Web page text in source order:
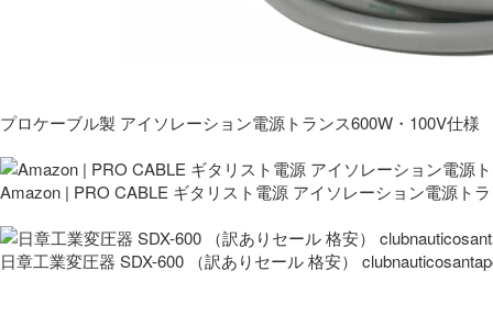
プロケーブル製 アイソレーション電源トランス600W・100V仕様
Amazon | PRO CABLE ギタリスト電源 アイソレーション電源ト
日章工業変圧器 SDX-600 （訳ありセール 格安）